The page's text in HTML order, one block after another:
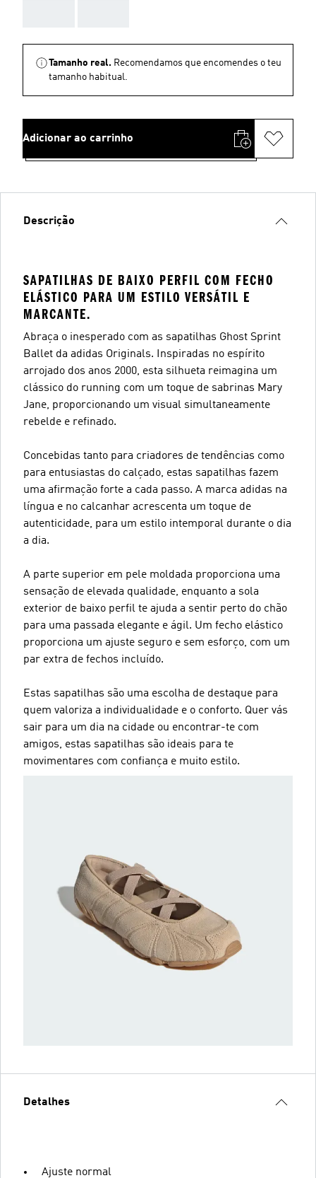
Tamanho real. Recomendamos que encomendes o teu
tamanho habitual.
Adicionar ao carrinho
Descrição
SAPATILHAS DE BAIXO PERFIL COM FECHO
ELÁSTICO PARA UM ESTILO VERSÁTIL E
MARCANTE.
Abraça o inesperado com as sapatilhas Ghost Sprint
Ballet da adidas Originals. Inspiradas no espírito
arrojado dos anos 2000, esta silhueta reimagina um
clássico do running com um toque de sabrinas Mary
Jane, proporcionando um visual simultaneamente
rebelde e refinado.
Concebidas tanto para criadores de tendências como
para entusiastas do calçado, estas sapatilhas fazem
uma afirmação forte a cada passo. A marca adidas na
língua e no calcanhar acrescenta um toque de
autenticidade, para um estilo intemporal durante o dia
a dia.
A parte superior em pele moldada proporciona uma
sensação de elevada qualidade, enquanto a sola
exterior de baixo perfil te ajuda a sentir perto do chão
para uma passada elegante e ágil. Um fecho elástico
proporciona um ajuste seguro e sem esforço, com um
par extra de fechos incluído.
Estas sapatilhas são uma escolha de destaque para
quem valoriza a individualidade e o conforto. Quer vás
sair para um dia na cidade ou encontrar-te com
amigos, estas sapatilhas são ideais para te
movimentares com confiança e muito estilo.
Detalhes
Ajuste normal